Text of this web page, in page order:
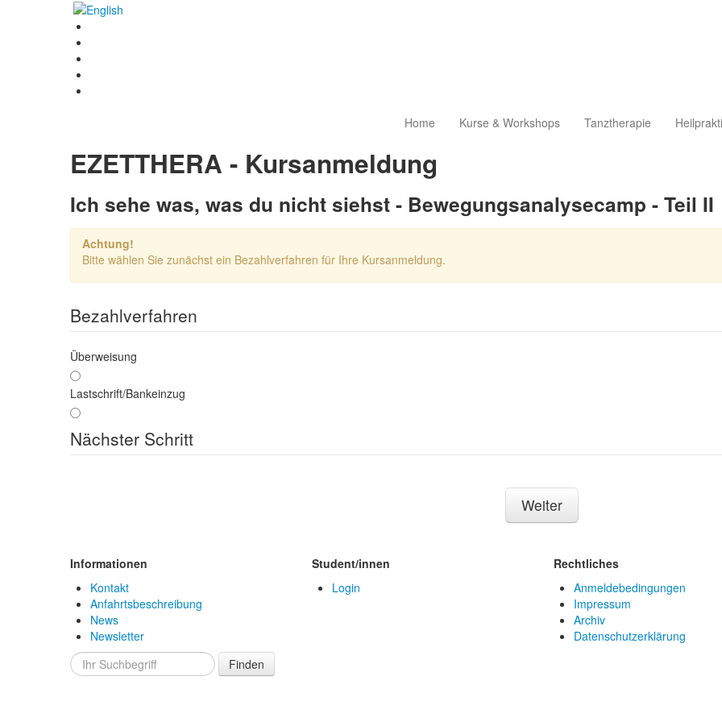
Home Kurse & Workshops Tanztherapie
EZETTHERA - Kursanmeldung
Ich sehe was, was du nicht siehst - Bewegungsanalysecamp - Teil II
Achtung!
Bitte wählen Sie zunächst ein Bezahlverfahren für Ihre Kursanmeldung.
Bezahlverfahren
Überweisung
Lastschrift/Bankeinzug
Nächster Schritt
Weiter
Informationen
Kontakt
Anfahrtsbeschreibung
News
Newsletter
Finden
Student/innen
Login
Rechtliches
Anmeldebedingungen
Impressum
Archiv
Datenschutzerklärung